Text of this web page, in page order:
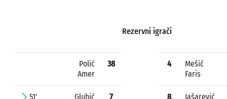
Rezervni igrači
Polić
Amer
38
51'
Gluhić
7
4
Mešić
Faris
8
Jašarević